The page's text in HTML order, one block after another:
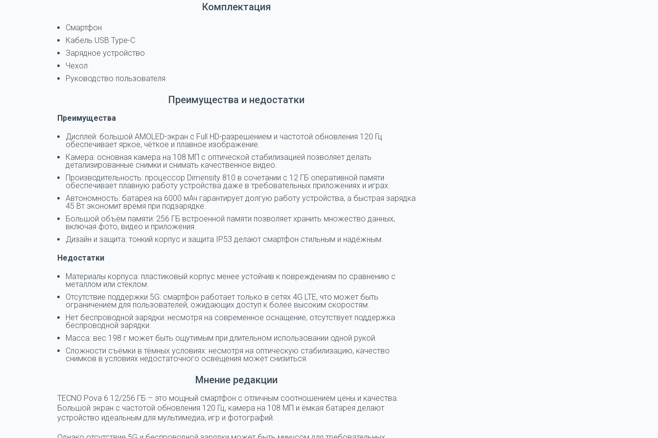
Комплектация
Смартфон
Кабель USB Type-C
Зарядное устройство
Чехол
Руководство пользователя
Преимущества и недостатки
Преимущества
Дисплей: большой AMOLED-экран с Full HD-разрешением и частотой обновления 120 Гц
обеспечивает яркое, чёткое и плавное изображение.
Камера: основная камера на 108 МП с оптической стабилизацией позволяет делать
детализированные снимки и снимать качественное видео.
Производительность: процессор Dimensity 810 в сочетании с 12 ГБ оперативной памяти
обеспечивает плавную работу устройства даже в требовательных приложениях и играх.
Автономность: батарея на 6000 мАч гарантирует долгую работу устройства, а быстрая зарядка
45 Вт экономит время при подзарядке.
Большой объём памяти: 256 ГБ встроенной памяти позволяет хранить множество данных,
включая фото, видео и приложения.
Дизайн и защита: тонкий корпус и защита IP53 делают смартфон стильным и надёжным.
Недостатки
Материалы корпуса: пластиковый корпус менее устойчив к повреждениям по сравнению с
металлом или стеклом.
Отсутствие поддержки 5G: смартфон работает только в сетях 4G LTE, что может быть
ограничением для пользователей, ожидающих доступ к более высоким скоростям.
Нет беспроводной зарядки: несмотря на современное оснащение, отсутствует поддержка
беспроводной зарядки.
Масса: вес 198 г может быть ощутимым при длительном использовании одной рукой.
Сложности съёмки в тёмных условиях: несмотря на оптическую стабилизацию, качество
снимков в условиях недостаточного освещения может снизиться.
Мнение редакции
TECNO Pova 6 12/256 ГБ – это мощный смартфон с отличным соотношением цены и качества.
Большой экран с частотой обновления 120 Гц, камера на 108 МП и ёмкая батарея делают
устройство идеальным для мультимедиа, игр и фотографий.